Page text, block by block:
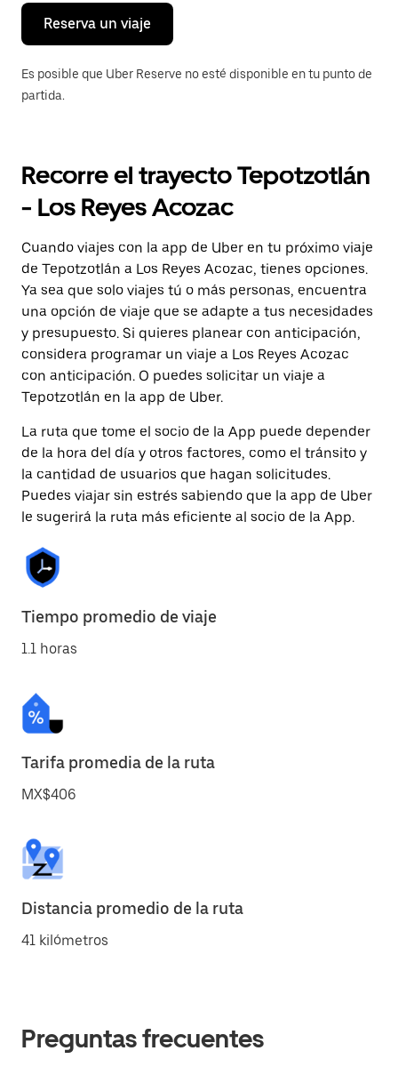
Reserva un viaje
Es posible que Uber Reserve no esté disponible en tu punto de
partida.
Recorre el trayecto Tepotzotlán
- Los Reyes Acozac
Cuando viajes con la app de Uber en tu próximo viaje
de Tepotzotlán a Los Reyes Acozac, tienes opciones.
Ya sea que solo viajes tú o más personas, encuentra
una opción de viaje que se adapte a tus necesidades
y presupuesto. Si quieres planear con anticipación,
considera programar un viaje a Los Reyes Acozac
con anticipación. O puedes solicitar un viaje a
Tepotzotlán en la app de Uber.
La ruta que tome el socio de la App puede depender
de la hora del día y otros factores, como el tránsito y
la cantidad de usuarios que hagan solicitudes.
Puedes viajar sin estrés sabiendo que la app de Uber
le sugerirá la ruta más eficiente al socio de la App.
Tiempo promedio de viaje
1.1 horas
Tarifa promedia de la ruta
MX$406
Distancia promedio de la ruta
41 kilómetros
Preguntas frecuentes